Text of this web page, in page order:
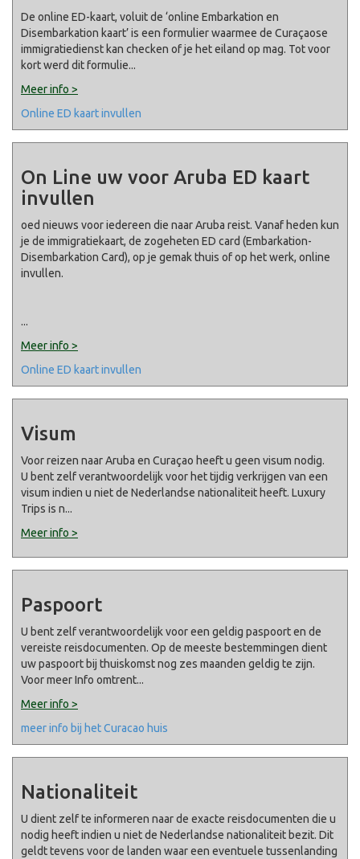
De online ED-kaart, voluit de ‘online Embarkation en
Disembarkation kaart’ is een formulier waarmee de Curaçaose
immigratiedienst kan checken of je het eiland op mag. Tot voor
kort werd dit formulie...
Meer info >
Online ED kaart invullen
On Line uw voor Aruba ED kaart
invullen
oed nieuws voor iedereen die naar Aruba reist. Vanaf heden kun
je de immigratiekaart, de zogeheten ED card (Embarkation-
Disembarkation Card), op je gemak thuis of op het werk, online
invullen.
...
Meer info >
Online ED kaart invullen
Visum
Voor reizen naar Aruba en Curaçao heeft u geen visum nodig.
U bent zelf verantwoordelijk voor het tijdig verkrijgen van een
visum indien u niet de Nederlandse nationaliteit heeft. Luxury
Trips is n...
Meer info >
Paspoort
U bent zelf verantwoordelijk voor een geldig paspoort en de
vereiste reisdocumenten. Op de meeste bestemmingen dient
uw paspoort bij thuiskomst nog zes maanden geldig te zijn.
Voor meer Info omtrent...
Meer info >
meer info bij het Curacao huis
Nationaliteit
U dient zelf te informeren naar de exacte reisdocumenten die u
nodig heeft indien u niet de Nederlandse nationaliteit bezit. Dit
geldt tevens voor de landen waar een eventuele tussenlanding